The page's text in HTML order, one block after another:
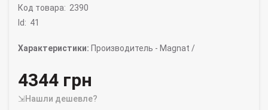
Код товара: 2390
Id: 41
Характеристики: Производитель - Magnat /
4344 грн
⇲Нашли дешевле?